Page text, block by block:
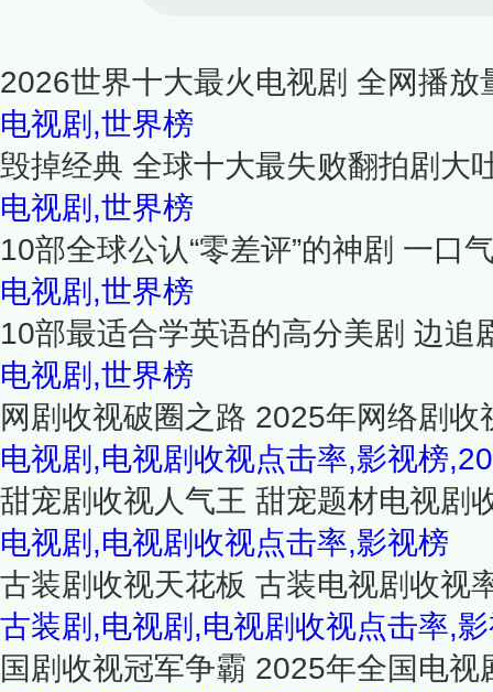
2026世界十大最火电视剧 全网播放
电视剧,世界榜
毁掉经典 全球十大最失败翻拍剧大
电视剧,世界榜
10部全球公认“零差评”的神剧 一口
电视剧,世界榜
10部最适合学英语的高分美剧 边追
电视剧,世界榜
网剧收视破圈之路 2025年网络剧收
电视剧,电视剧收视点击率,影视榜
甜宠剧收视人气王 甜宠题材电视剧
电视剧,电视剧收视点击率,影视榜
古装剧收视天花板 古装电视剧收视
古装剧,电视剧,电视剧收视点击率,
国剧收视冠军争霸 2025年全国电视